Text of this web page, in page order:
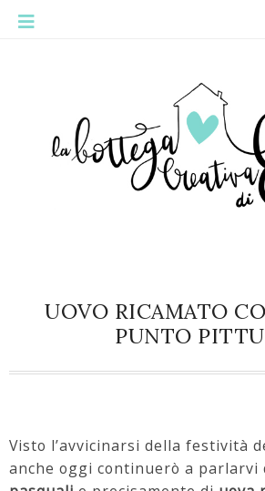
UOVO RICAMATO
PUNTO
Visto l’avvicinarsi della festività
anche oggi continuerò a parlarvi